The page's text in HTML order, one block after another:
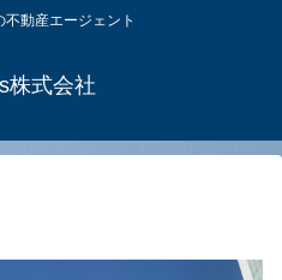
動産エージェント
株式会社